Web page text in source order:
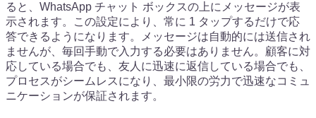
ると、WhatsApp チャット ボックスの上にメッセージが表
示されます。この設定により、常に 1 タップするだけで応
答できるようになります。メッセージは自動的には送信され
ませんが、毎回手動で入力する必要はありません。顧客に対
応している場合でも、友人に迅速に返信している場合でも、
プロセスがシームレスになり、最小限の労力で迅速なコミュ
ニケーションが保証されます。